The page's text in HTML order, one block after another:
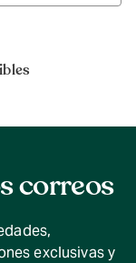
correos
exclusivas y